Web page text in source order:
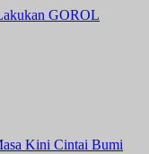
GOROL
Kini Cintai Bumi